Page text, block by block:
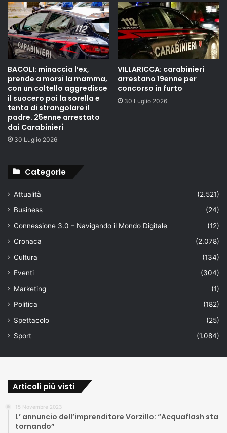
BACOLI: minaccia l’ex,
prende a morsi la mamma,
con un coltello aggredisce
il suocero poi la sorella e
tenta di strangolare il
padre. 25enne arrestato
dai Carabinieri
30 Luglio 2026
VILLARICCA: carabinieri
arrestano 19enne per
concorso in furto
30 Luglio 2026
Categorie
Attualità
(2.521)
Business
(24)
Connessione 3.0 – Navigando il Mondo Digitale
(12)
Cronaca
(2.078)
Cultura
(134)
Eventi
(304)
Marketing
(1)
Politica
(182)
Spettacolo
(25)
Sport
(1.084)
Articoli più visti
15 Novembre 2023
L’ annuncio dell’imprenditore Vorzillo: “Acquaflash sta
tornando”